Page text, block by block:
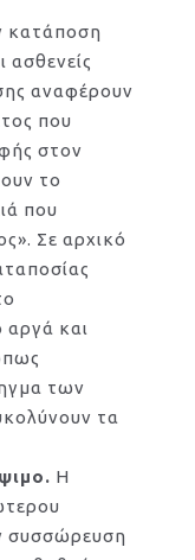
κατάποση
αναφέρουν
που
στον
το
που
Σε αρχικό
αργά και
των
τα
Η
συσσώρευση